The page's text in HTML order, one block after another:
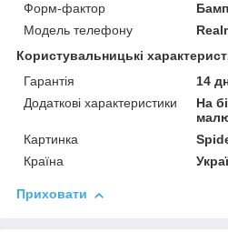
Форм-фактор
Модель телефону
Користувальницькі
Гарантія
14
Додаткові характеристики
На
Картинка
Країна
Приховати